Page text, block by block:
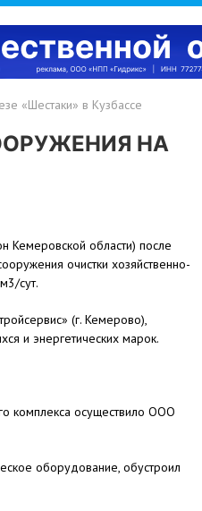
«Шестаки» в Кузбассе
НА
Кемеровской области) после
очистки хозяйственно-
сут.
(г. Кемерово),
и энергетических марок.
комплекса осуществило ООО
оборудование, обустроил